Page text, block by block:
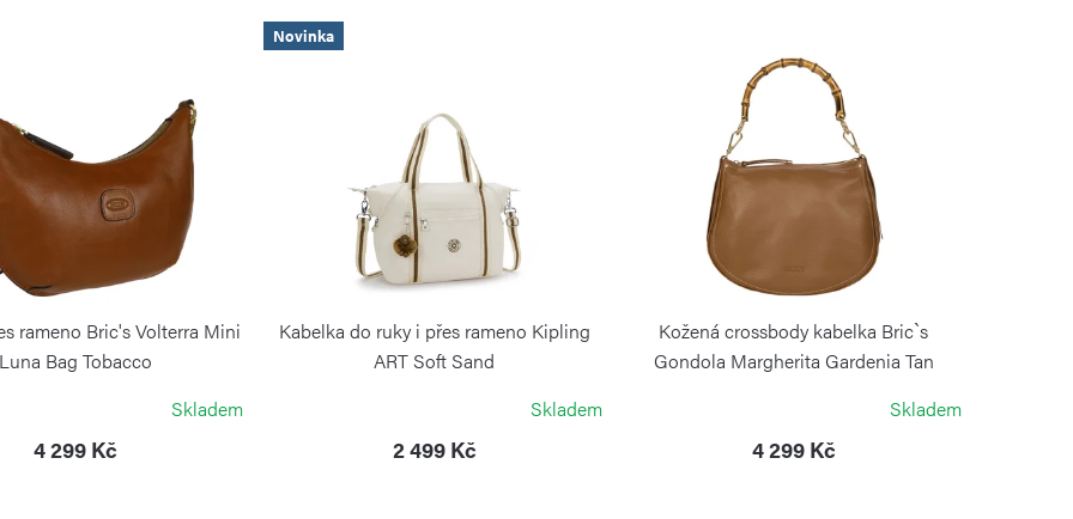
rameno Bric's Volterra Mini
Luna Bag Tobacco
Skladem
4 299 Kč
Novinka
Kabelka do ruky i přes rameno Kipling
ART Soft Sand
Skladem
2 499 Kč
Kožená crossbody kabelka Bric`s
Gondola Margherita Gardenia Tan
Skladem
4 299 Kč